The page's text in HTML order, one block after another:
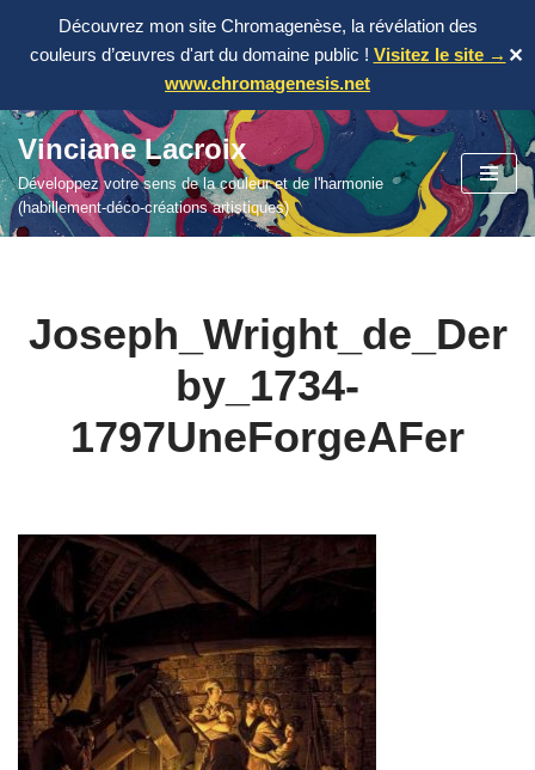
Découvrez mon site Chromagenèse, la révélation des
couleurs d’œuvres d'art du domaine public ! Visitez le site →
www.chromagenesis.net
✕
Aller
au
contenu
Vinciane Lacroix
Développez votre sens de la couleur et de l'harmonie
(habillement-déco-créations artistiques)
Joseph_Wright_de_Der
by_1734-
1797UneForgeAFer